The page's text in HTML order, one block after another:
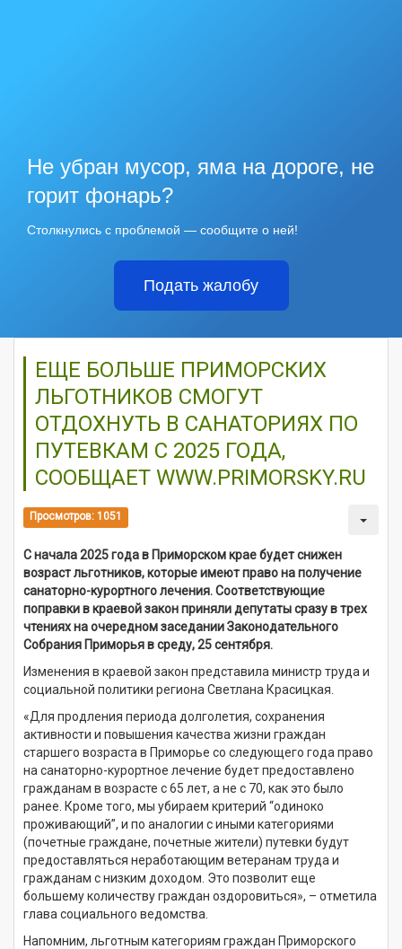
Не убран мусор, яма на дороге, не
горит фонарь?
Столкнулись с проблемой — сообщите о ней!
Подать жалобу
ЕЩЕ БОЛЬШЕ ПРИМОРСКИХ
ЛЬГОТНИКОВ СМОГУТ
ОТДОХНУТЬ В САНАТОРИЯХ ПО
ПУТЕВКАМ С 2025 ГОДА,
СООБЩАЕТ WWW.PRIMORSKY.RU
Просмотров: 1051
С начала 2025 года в Приморском крае будет снижен
возраст льготников, которые имеют право на получение
санаторно-курортного лечения. Соответствующие
поправки в краевой закон приняли депутаты сразу в трех
чтениях на очередном заседании Законодательного
Собрания Приморья в среду, 25 сентября.
Изменения в краевой закон представила министр труда и
социальной политики региона Светлана Красицкая.
«Для продления периода долголетия, сохранения
активности и повышения качества жизни граждан
старшего возраста в Приморье со следующего года право
на санаторно-курортное лечение будет предоставлено
гражданам в возрасте с 65 лет, а не с 70, как это было
ранее. Кроме того, мы убираем критерий “одиноко
проживающий”, и по аналогии с иными категориями
(почетные граждане, почетные жители) путевки будут
предоставляться неработающим ветеранам труда и
гражданам с низким доходом. Это позволит еще
большему количеству граждан оздоровиться», – отметила
глава социального ведомства.
Напомним, льготным категориям граждан Приморского